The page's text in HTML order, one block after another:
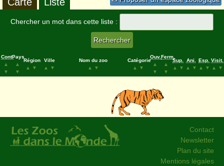
Chercher un mot dans cette liste :
Cont.
▲
▼
Pays
▲
▼
Région
▲
▼
Ville
▲
▼
Nom du zoo
▲
▼
Catégorie
▲
▼
Ouv.
▲
▼
Ferm.
▲
▼
Sup.
▲
▼
Ani.
▲
▼
Esp.
▲
▼
Visit.
▲
▼
Contact
Newsletter
Plan du site
Mentions légales